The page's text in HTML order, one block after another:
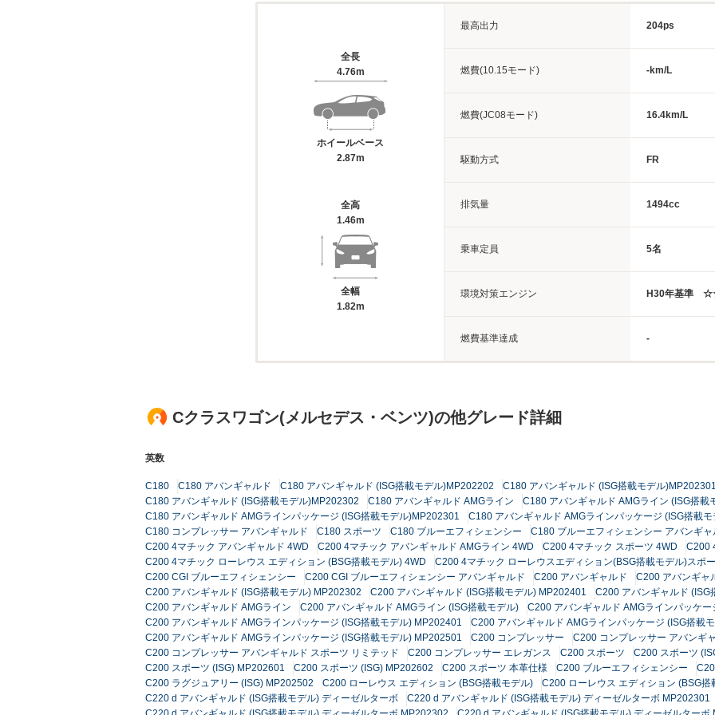
全長
4.76m
ホイールベース
2.87m
全高
1.46m
全幅
1.82m
最高出力 204ps
燃費(10.15モード) -km/L
燃費(JC08モード) 16.4km/L
駆動方式 FR
排気量 1494cc
乗車定員 5名
環境対策エンジン H30年基準
燃費基準達成 -
Cクラスワゴン(メルセデス・ベンツ)の他グレード詳細
英数
C180 C180 アバンギャルド C180 アバンギャルド (ISG搭載モデル)MP202202
C180 アバンギャルド (ISG搭載モデル
C180 アバンギャルド (ISG搭載モデル)MP202302
C180 アバンギャルド AMGライン
C180 アバンギャルド AMGライン (ISG搭載
C180 アバンギャルド AMGラインパッケージ (ISG搭載モデル)MP202301
C180 アバンギャルド AMGラインパッケージ (ISG搭載
C180 コンプレッサー アバンギャルド
C180 スポーツ C180 ブルーエフィシェンシー
C180 ブルーエフィシェンシー アバンギャ
C200 4マチック アバンギャルド 4WD
C200 4マチック アバンギャルド AMGライン 4WD C200 4マチック スポーツ 4WD
C200
C200 4マチック ローレウス エディション (BSG搭載モデル) 4WD
C200 4マチック ローレウスエディション(BSG搭載モデル)スポ
C200 CGI ブルーエフィシェンシー
C200 CGI ブルーエフィシェンシー アバンギャルド C200 アバンギャルド
C200 アバンギャ
C200 アバンギャルド (ISG搭載モデル) MP202302
C200 アバンギャルド (ISG搭載モデル) MP202401
C200 アバンギャルド (ISG
C200 アバンギャルド AMGライン
C200 アバンギャルド AMGライン (ISG搭載モデル)
C200 アバンギャルド AMGラインパッケ
C200 アバンギャルド AMGラインパッケージ (ISG搭載モデル) MP202401
C200 アバンギャルド AMGラインパッケージ (ISG搭載
C200 アバンギャルド AMGラインパッケージ (ISG搭載モデル) MP202501
C200 コンプレッサー
C200 コンプレッサー アバンギ
C200 コンプレッサー アバンギャルド スポーツ リミテッド
C200 コンプレッサー エレガンス C200 スポーツ
C200 スポーツ
C200 スポーツ (ISG) MP202601
C200 スポーツ (ISG) MP202602 C200 スポーツ 本革仕様 C200 ブルーエフィシェンシー
C200 ラグジュアリー (ISG) MP202502
C200 ローレウス エディション (BSG搭載モデル)
C200 ローレウス エディション (BSG
C220 d アバンギャルド (ISG搭載モデル) ディーゼルターボ
C220 d アバンギャルド (ISG搭載モデル) ディーゼルターボ MP202301